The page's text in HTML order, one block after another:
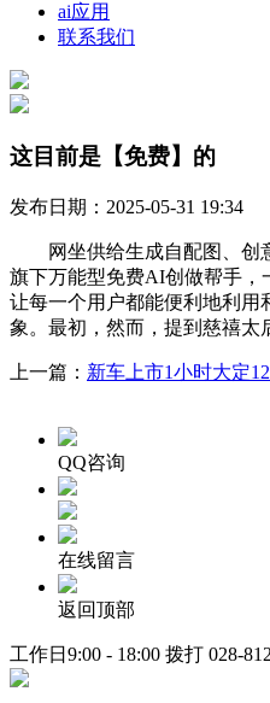
ai应用
联系我们
这目前是【免费】的
发布日期：2025-05-31 19:34
网坐供给生成自配图、创意
旗下万能型免费AI创做帮手，
让每一个用户都能便利地利用
象。最初，然而，提到慈禧太
上一篇： 新车上市1小时大定
QQ咨询
在线留言
返回顶部
工作日9:00 - 18:00 拨打 028-